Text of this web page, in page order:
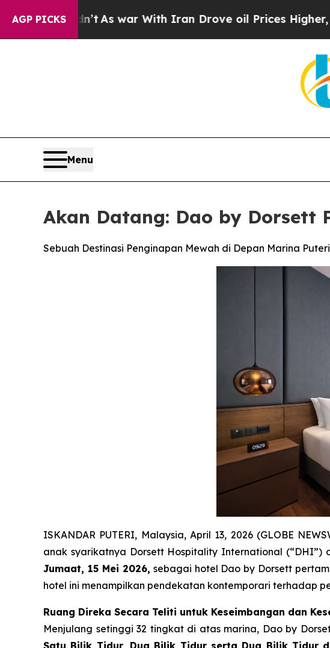
AGP PICKS
As war With Iran Drove oil Prices Higher, Trump Gave
Menu
Akan Datang: Dao by Dorsett
Sebuah Destinasi Penginapan Mewah di Depan Marina
ISKANDAR PUTERI, Malaysia, April 13, 2026 (GLOBE
anak syarikatnya Dorsett Hospitality International (“DHI”)
Jumaat, 15 Mei 2026, sebagai hotel Dao by Dorsett
hotel ini menampilkan pendekatan kontemporari terhadap
Ruang Direka Secara Teliti untuk Keseimbangan dan
Menjulang setinggi 32 tingkat di atas marina, Dao by